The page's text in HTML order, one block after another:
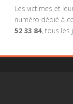
Les victimes et
numéro dédié à
52 33 84, tous les